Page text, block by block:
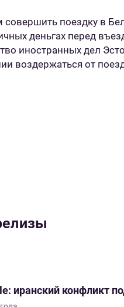
поездку в
деньгах перед
иностранных дел
воздержаться от
иранский конфликт